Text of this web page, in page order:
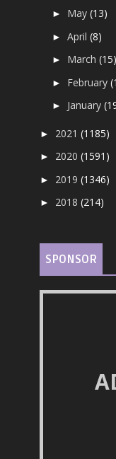
► May(13)
►April(8)
► March(15)
► February
► January
► 2021(1185)
► 2020(1591)
► 2019(1346)
► 2018(214)
SPONSOR